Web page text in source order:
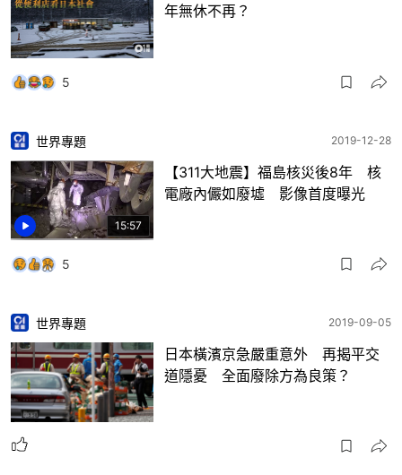
年無休不再？
5
15:57
世界專題 2019-12-28
【311大地震】福島核災後8年 核
電廠內儼如廢墟 影像首度曝光
5
世界專題 2019-09-05
日本橫濱京急嚴重意外 再揭平交
道隱憂 全面廢除方為良策？